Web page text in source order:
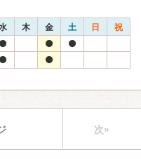
木 金 土 日 祝
次»